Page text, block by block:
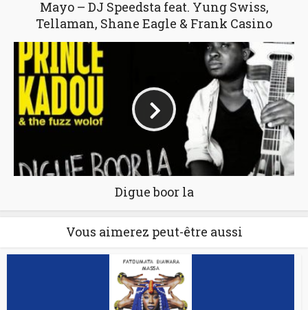
Mayo – DJ Speedsta feat. Yung Swiss,
Tellaman, Shane Eagle & Frank Casino
Digue boor la
Vous aimerez peut-être aussi